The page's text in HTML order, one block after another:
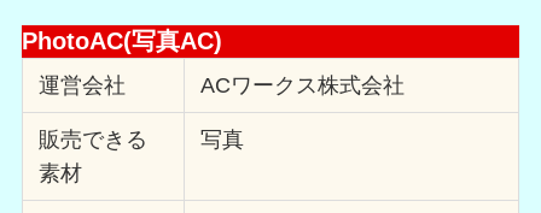
PhotoAC(写真AC)
運営会社 ACワークス株式会社
販売できる
素材
写真